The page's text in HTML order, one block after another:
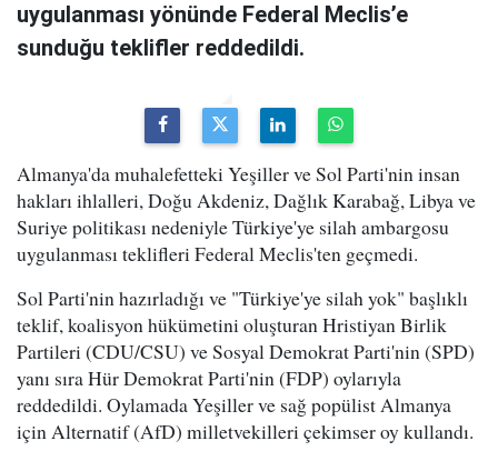
uygulanması yönünde Federal Meclis’e
sunduğu teklifler reddedildi.
Almanya'da muhalefetteki Yeşiller ve Sol Parti'nin insan
hakları ihlalleri, Doğu Akdeniz, Dağlık Karabağ, Libya ve
Suriye politikası nedeniyle Türkiye'ye silah ambargosu
uygulanması teklifleri Federal Meclis'ten geçmedi.
Sol Parti'nin hazırladığı ve "Türkiye'ye silah yok" başlıklı
teklif, koalisyon hükümetini oluşturan Hristiyan Birlik
Partileri (CDU/CSU) ve Sosyal Demokrat Parti'nin (SPD)
yanı sıra Hür Demokrat Parti'nin (FDP) oylarıyla
reddedildi. Oylamada Yeşiller ve sağ popülist Almanya
için Alternatif (AfD) milletvekilleri çekimser oy kullandı.